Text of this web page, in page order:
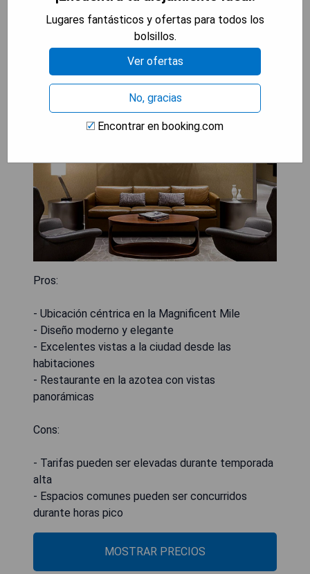
AC Hotel Chicago Downtown
Pros:
- Ubicación céntrica en la Magnificent Mile
- Diseño moderno y elegante
- Excelentes vistas a la ciudad desde las
habitaciones
- Restaurante en la azotea con vistas
panorámicas
Cons:
- Tarifas pueden ser elevadas durante temporada
alta
- Espacios comunes pueden ser concurridos
durante horas pico
MOSTRAR PRECIOS
Lugares fantásticos y ofertas para todos los
bolsillos.
Ver ofertas
No, gracias
Encontrar en booking.com